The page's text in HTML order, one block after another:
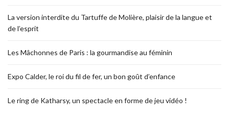
La version interdite du Tartuffe de Molière, plaisir de la langue et
de l’esprit
Les Mâchonnes de Paris : la gourmandise au féminin
Expo Calder, le roi du fil de fer, un bon goût d’enfance
Le ring de Katharsy, un spectacle en forme de jeu vidéo !